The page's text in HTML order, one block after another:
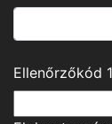
Ellenőrzőkód 1